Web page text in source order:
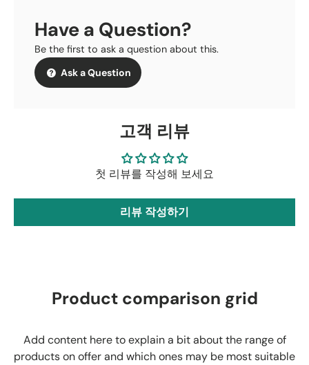
Have a Question?
Be the first to ask a question about this.
Ask a Question
고객 리뷰
첫 리뷰를 작성해 보세요
리뷰 작성하기
Product comparison grid
Add content here to explain a bit about the range of
products on offer and which ones may be most suitable